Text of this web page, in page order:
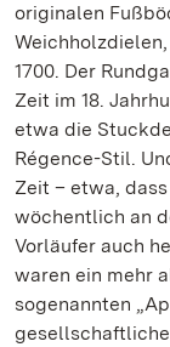
originalen
1700. Der
Zeit im 18.
etwa die
Régence-Stil.
Zeit – etwa,
wöchentlich an
Vorläufer auch
waren ein mehr
sogenannten